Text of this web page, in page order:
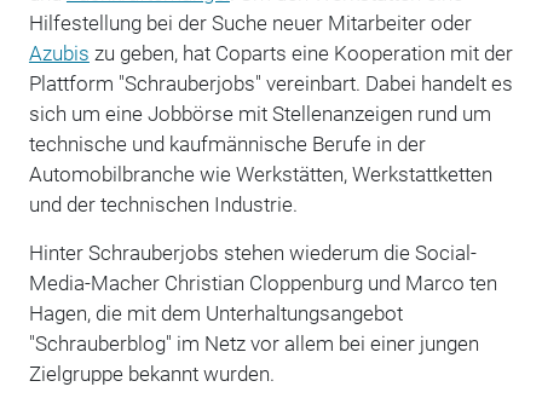
Hilfestellung bei der Suche neuer Mitarbeiter oder
Azubis zu geben, hat Coparts eine Kooperation mit der
Plattform "Schrauberjobs" vereinbart. Dabei handelt es
sich um eine Jobbörse mit Stellenanzeigen rund um
technische und kaufmännische Berufe in der
Automobilbranche wie Werkstätten, Werkstattketten
und der technischen Industrie.
Hinter Schrauberjobs stehen wiederum die Social-
Media-Macher Christian Cloppenburg und Marco ten
Hagen, die mit dem Unterhaltungsangebot
"Schrauberblog" im Netz vor allem bei einer jungen
Zielgruppe bekannt wurden.